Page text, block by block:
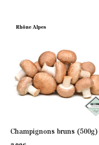
Rhône Alpes
Champignons bruns (500g)